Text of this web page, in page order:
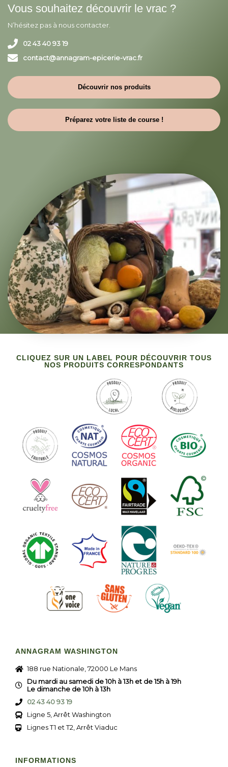
Vous souhaitez découvrir le vrac ?
N’hésitez pas à nous contacter.
02 43 40 93 19
contact@annagram-epicerie-vrac.fr
Découvrir nos produits
Préparez votre liste de course !
CLIQUEZ SUR UN LABEL POUR DÉCOUVRIR TOUS
NOS PRODUITS CORRESPONDANTS
ANNAGRAM WASHINGTON
188 rue Nationale, 72000 Le Mans
Du mardi au samedi de 10h à 13h et de 15h à 19h
Le dimanche de 10h à 13h
02 43 40 93 19
Ligne 5, Arrêt Washington
Lignes T1 et T2, Arrêt Viaduc
INFORMATIONS